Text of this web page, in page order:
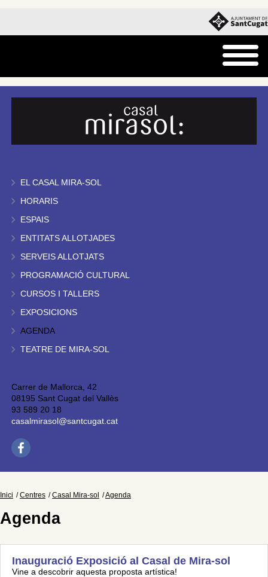
EL CASAL MIRA-SOL
HORARIS
ESPAIS
ENTITATS ALLOTJADES
SERVEIS ALLOTJATS
PROGRAMACIÓ CULTURAL
CURSOS I TALLERS
EXPOSICIONS
AGENDA
TEATRE DE MIRA-SOL
Carrer de Mallorca, 42
08195 Sant Cugat del Vallès
93 589 20 18
casalmirasol@santcugat.cat
Inici Centres Casal Mira-sol Agenda
Agenda
Inauguració Exposició al Casal de Mira-sol
Vine a descobrir aquesta proposta artística!